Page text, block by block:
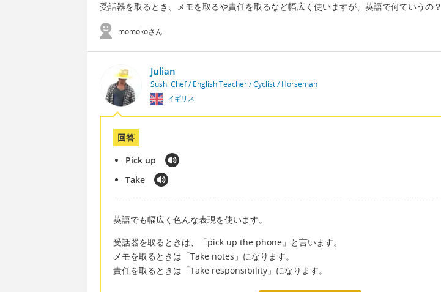
受話器を取るとき、メモを取るや責任を取るなど幅広く使いますが、英語で何ていうの？
momokoさん
Julian
Sushi Chef / English Teacher / Cyclist / Horseman
イギリス
回答
Pick up
Take
英語でも幅広く色んな表現を使います。
受話器を取るときは、「pick up the phone」と言います。
メモを取るときは「Take notes」になります。
責任を取るときは「Take responsibility」になります。